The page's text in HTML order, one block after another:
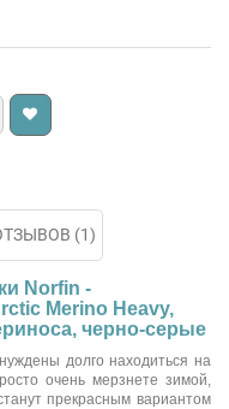
(1)
Norfin -
Merino Heavy,
черно-серые
долго находиться на
очень мерзнете зимой,
прекрасным вариантом